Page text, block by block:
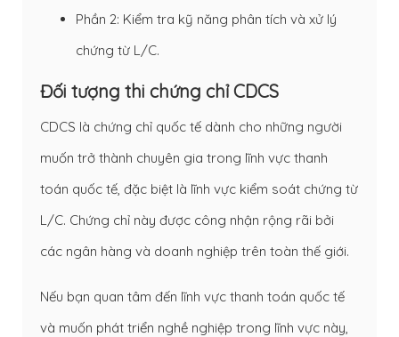
Phần 2: Kiểm tra kỹ năng phân tích và xử lý
chứng từ L/C.
Đối tượng thi chứng chỉ CDCS
CDCS là chứng chỉ quốc tế dành cho những người
muốn trở thành chuyên gia trong lĩnh vực thanh
toán quốc tế, đặc biệt là lĩnh vực kiểm soát chứng từ
L/C. Chứng chỉ này được công nhận rộng rãi bởi
các ngân hàng và doanh nghiệp trên toàn thế giới.
Nếu bạn quan tâm đến lĩnh vực thanh toán quốc tế
và muốn phát triển nghề nghiệp trong lĩnh vực này,